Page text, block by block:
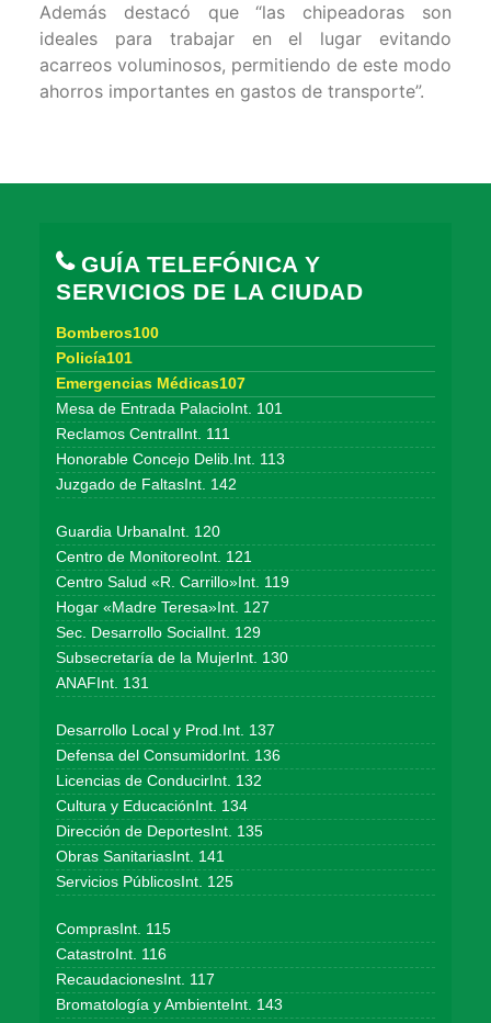
Además destacó que “las chipeadoras son
ideales para trabajar en el lugar evitando
acarreos voluminosos, permitiendo de este modo
ahorros importantes en gastos de transporte”.
GUÍA TELEFÓNICA Y
SERVICIOS DE LA CIUDAD
Bomberos100
Policía101
Emergencias Médicas107
Mesa de Entrada PalacioInt. 101
Reclamos CentralInt. 111
Honorable Concejo Delib.Int. 113
Juzgado de FaltasInt. 142
Guardia UrbanaInt. 120
Centro de MonitoreoInt. 121
Centro Salud «R. Carrillo»Int. 119
Hogar «Madre Teresa»Int. 127
Sec. Desarrollo SocialInt. 129
Subsecretaría de la MujerInt. 130
ANAFInt. 131
Desarrollo Local y Prod.Int. 137
Defensa del ConsumidorInt. 136
Licencias de ConducirInt. 132
Cultura y EducaciónInt. 134
Dirección de DeportesInt. 135
Obras SanitariasInt. 141
Servicios PúblicosInt. 125
ComprasInt. 115
CatastroInt. 116
RecaudacionesInt. 117
Bromatología y AmbienteInt. 143